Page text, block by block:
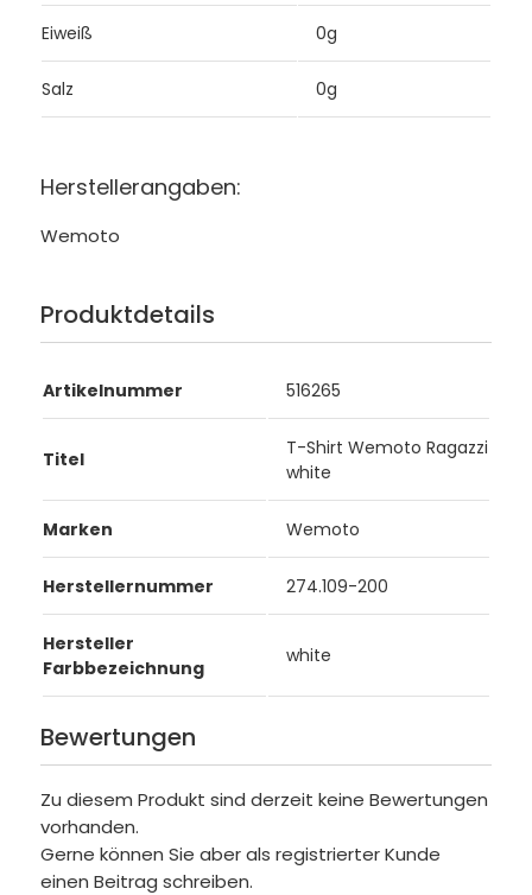
Eiweiß 0g
Salz 0g
Herstellerangaben:
Wemoto
Produktdetails
Artikelnummer 516265
Titel
T-Shirt Wemoto Ragazzi
white
Marken Wemoto
Herstellernummer 274.109-200
Hersteller
Farbbezeichnung
white
Bewertungen
Zu diesem Produkt sind derzeit keine Bewertungen
vorhanden.
Gerne können Sie aber als registrierter Kunde
einen Beitrag schreiben.